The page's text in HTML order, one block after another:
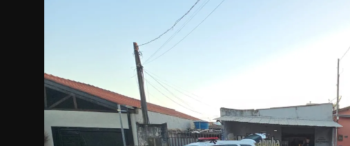
Justiça